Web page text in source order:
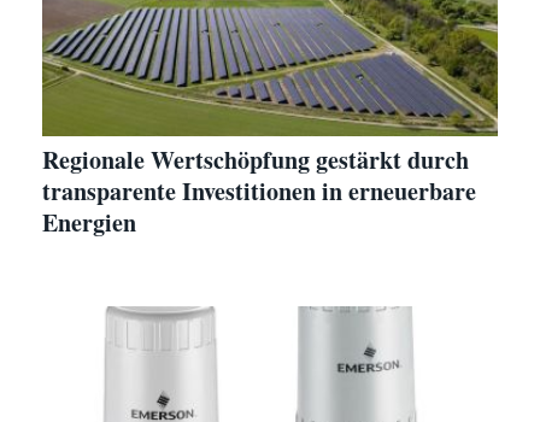
Regionale Wertschöpfung gestärkt durch
transparente Investitionen in erneuerbare
Energien